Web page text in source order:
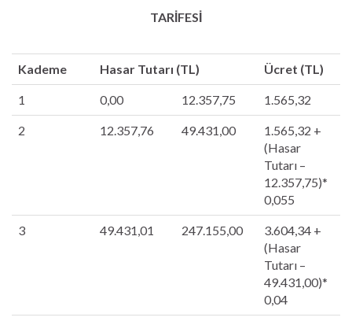
TARİFESİ
Kademe Hasar Tutarı (TL) Ücret (TL)
1 0,00 12.357,75 1.565,32
2 12.357,76 49.431,00
1.565,32 +
(Hasar
Tutarı –
12.357,75)*
0,055
3 49.431,01 247.155,00
3.604,34 +
(Hasar
Tutarı –
49.431,00)*
0,04